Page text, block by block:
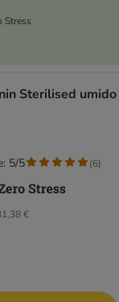
Stress
Sterilised umido
€
5/5 (6)